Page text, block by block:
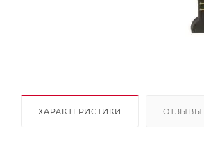
ХАРАКТЕРИСТИКИ ОТЗЫВЫ